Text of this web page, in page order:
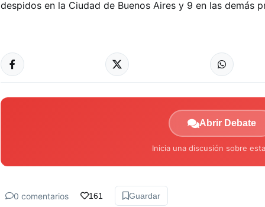
despidos en la Ciudad de Buenos Aires y 9 en las demás
Abrir Debate
Inicia una discusión sobre
0 comentarios 161 Guardar